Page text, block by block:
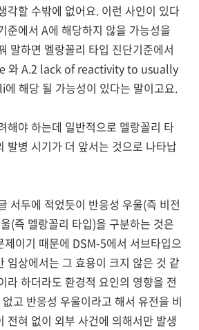
각할 수밖에 없어요. 이런 사인이 있다
준에서 A에 해당하지 않을 가능성을
말하면 멜랑꼴리 타입 진단기준에서
와A.2 lack of reactivity to usually
에 해당 될 가능성이 있다는 말이고요.
해야 하는데 일반적으로 멜랑꼴리 타
발병 시기가 더 앞서는 것으로 나타납
서두에 적었듯이 반응성 우울(즉 비전
(즉 멜랑꼴리 타입)을 구분하는 것은
제이기 때문에 DSM-5에서 서브타입으
임상에서는 그 효용이 크지 않은 것 같
라 하더라도 환경적 요인의 영향을 전
고 반응성 우울이라고 해서 유전을 비
전혀 없이 외부 사건에 의해서만 발생